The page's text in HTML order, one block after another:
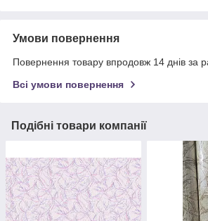
Умови повернення
Повернення товару впродовж 14 днів за
Всі умови повернення
Подібні товари компанії